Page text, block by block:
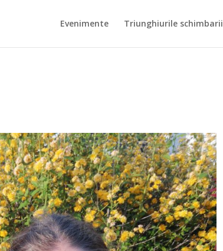
Evenimente Triunghiurile schimbarii